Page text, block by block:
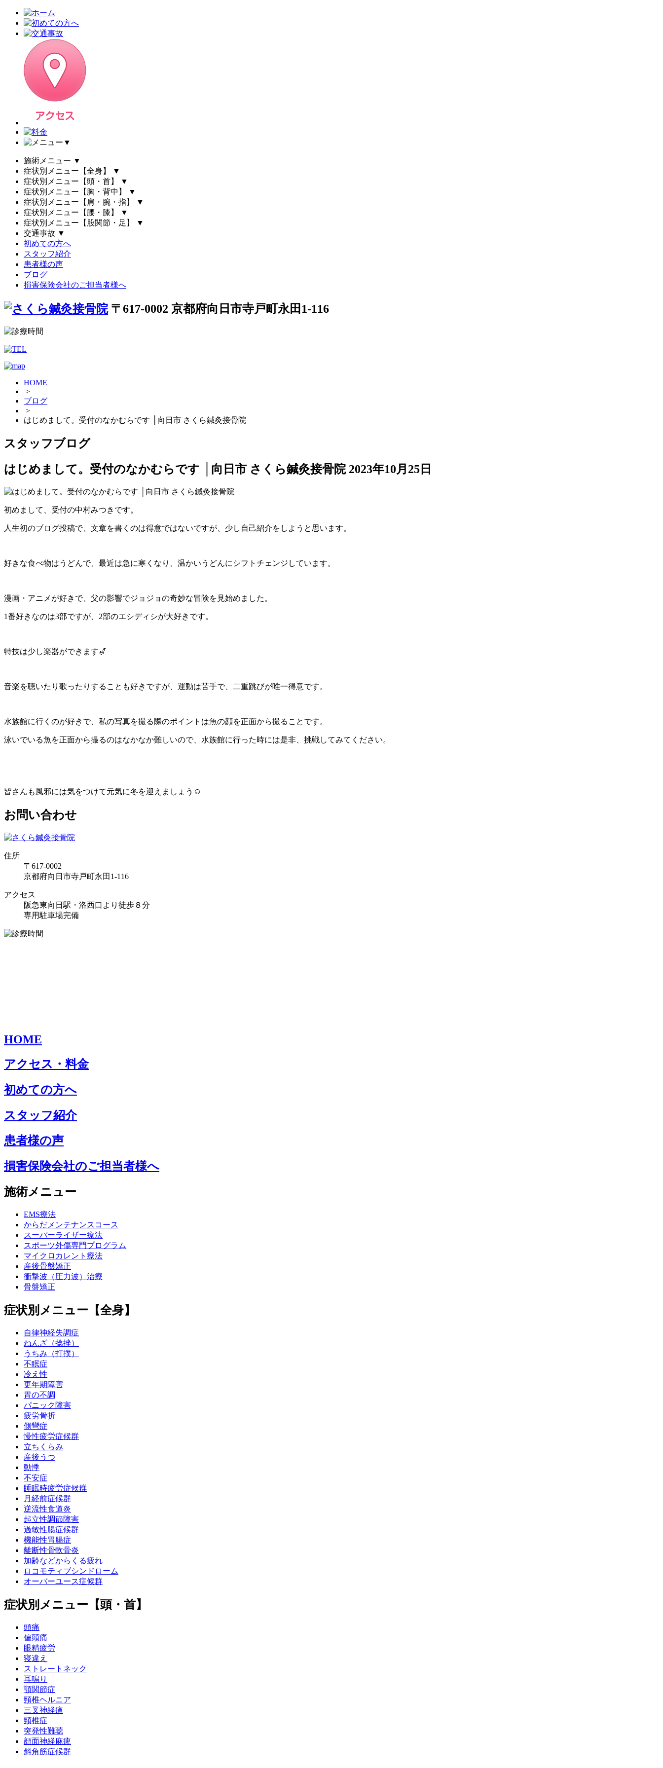
▼
施術メニュー ▼
症状別メニュー【全身】
▼
症状別メニュー【頭・首】
▼
症状別メニュー【胸・背中】
▼
症状別メニュー【肩・腕・指】
▼
症状別メニュー【腰・膝】
▼
症状別メニュー【股関節・足】
▼
交通事故 ▼
初めての方へ
スタッフ紹介
患者様の声
ブログ
損害保険会社のご担当者様へ
〒617-0002 京都府向日市寺戸町永田1-116
HOME
>
ブログ
>
はじめまして。受付のなかむらです │向日市 さくら鍼灸接骨院
スタッフブログ
はじめまして。受付のなかむらです │向日市 さくら鍼灸接骨院 2023年10月25日
初めまして、受付の中村みつきです。
人生初のブログ投稿で、文章を書くのは得意ではないですが、少し自己紹介をしようと思います。
好きな食べ物はうどんで、最近は急に寒くなり、温かいうどんにシフトチェンジしています。
漫画・アニメが好きで、父の影響でジョジョの奇妙な冒険を見始めました。
1番好きなのは3部ですが、2部のエシディシが大好きです。
特技は少し楽器ができます🎷
音楽を聴いたり歌ったりすることも好きですが、運動は苦手で、二重跳びが唯一得意です。
水族館に行くのが好きで、私の写真を撮る際のポイントは魚の顔を正面から撮ることです。
泳いでいる魚を正面から撮るのはなかなか難しいので、水族館に行った時には是非、挑戦してみてください。
皆さんも風邪には気をつけて元気に冬を迎えましょう☺️
お問い合わせ
住所
〒617-0002
京都府向日市寺戸町永田1-116
アクセス
阪急東向日駅・洛西口より徒歩８分
専用駐車場完備
HOME
アクセス・料金
初めての方へ
スタッフ紹介
患者様の声
損害保険会社のご担当者様へ
施術メニュー
EMS療法
からだメンテナンスコース
スーパーライザー療法
スポーツ外傷専門プログラム
マイクロカレント療法
産後骨盤矯正
衝撃波（圧力波）治療
骨盤矯正
症状別メニュー【全身】
自律神経失調症
ねんざ（捻挫）
うちみ（打撲）
不眠症
冷え性
更年期障害
胃の不調
パニック障害
疲労骨折
側彎症
慢性疲労症候群
立ちくらみ
産後うつ
動悸
不安症
睡眠時疲労症候群
月経前症候群
逆流性食道炎
起立性調節障害
過敏性腸症候群
機能性胃腸症
離断性骨軟骨炎
加齢などからくる疲れ
ロコモティブシンドローム
オーバーユース症候群
症状別メニュー【頭・首】
頭痛
偏頭痛
眼精疲労
寝違え
ストレートネック
耳鳴り
顎関節症
頸椎ヘルニア
三叉神経痛
頸椎症
突発性難聴
顔面神経麻痺
斜角筋症候群